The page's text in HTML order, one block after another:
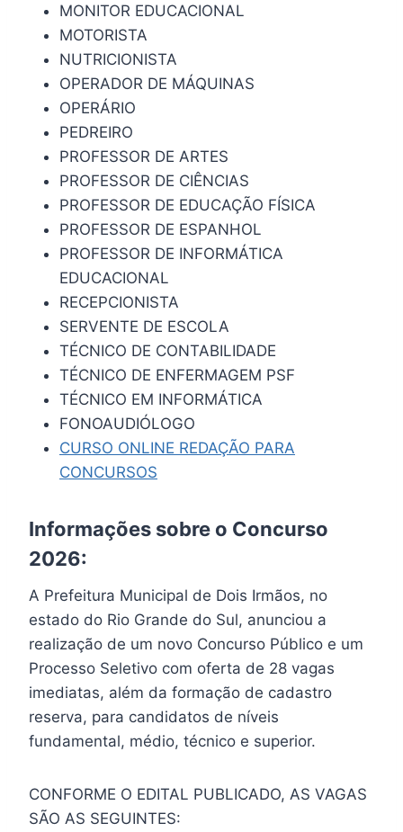
MONITOR EDUCACIONAL
MOTORISTA
NUTRICIONISTA
OPERADOR DE MÁQUINAS
OPERÁRIO
PEDREIRO
PROFESSOR DE ARTES
PROFESSOR DE CIÊNCIAS
PROFESSOR DE EDUCAÇÃO FÍSICA
PROFESSOR DE ESPANHOL
PROFESSOR DE INFORMÁTICA
EDUCACIONAL
RECEPCIONISTA
SERVENTE DE ESCOLA
TÉCNICO DE CONTABILIDADE
TÉCNICO DE ENFERMAGEM PSF
TÉCNICO EM INFORMÁTICA
FONOAUDIÓLOGO
CURSO ONLINE REDAÇÃO PARA
CONCURSOS
Informações sobre o Concurso
2026:
A Prefeitura Municipal de Dois Irmãos, no
estado do Rio Grande do Sul, anunciou a
realização de um novo Concurso Público e um
Processo Seletivo com oferta de 28 vagas
imediatas, além da formação de cadastro
reserva, para candidatos de níveis
fundamental, médio, técnico e superior.
CONFORME O EDITAL PUBLICADO, AS VAGAS
SÃO AS SEGUINTES: